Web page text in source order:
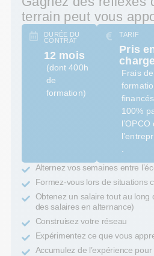
terrain peut vous
DURÉE DU
CONTRAT
12 mois
(dont 400h
de
formation)
TARIF
Pris
Frais de
100%
l’OPCO
Alternez vos semaines entre
Formez-vous lors de situations
Obtenez un salaire tout au long
des salaires en alternance)
Construisez votre réseau
Expérimentez ce que vous
Accumulez de l’expérience